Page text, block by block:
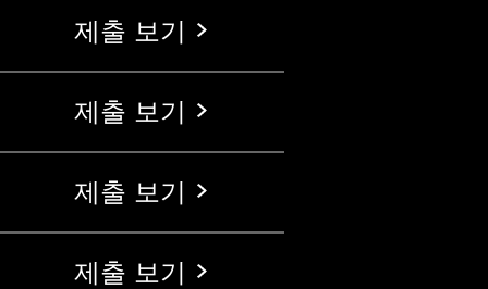
제출 보기
제출 보기
제출 보기
제출 보기